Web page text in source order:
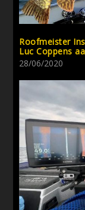
Roofmeister
Luc Coppens
28/06/2020